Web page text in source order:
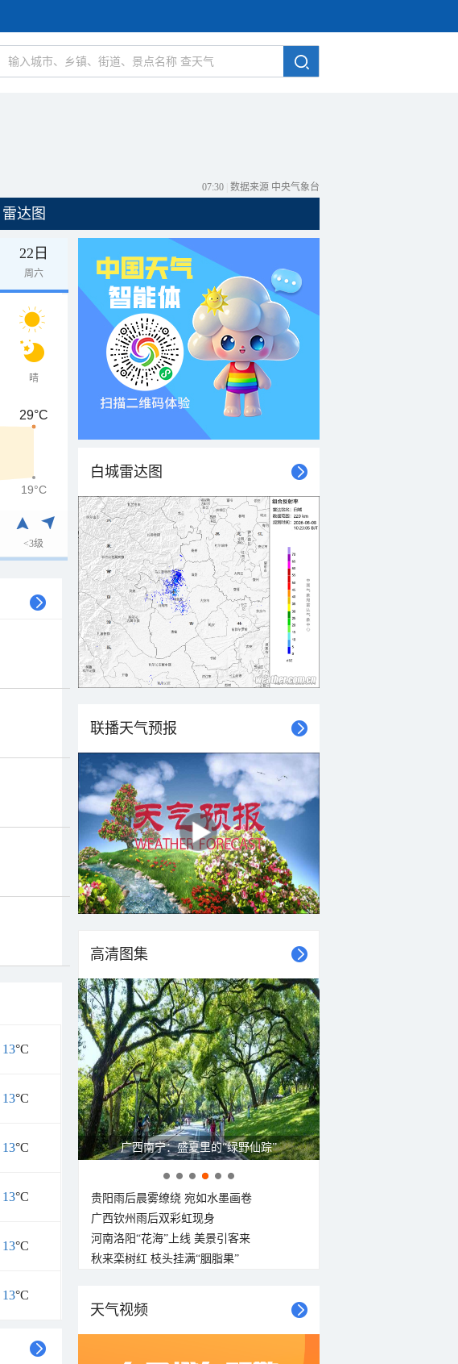
07:30 数据来源 中央气象台
雷达图
22日
周六
晴
<3级
29°C
19°C
13°C
13°C
13°C
13°C
13°C
13°C
白城雷达图
联播天气预报
高清图集
广西南宁：盛夏里的“绿野仙踪”
贵阳雨后晨雾缭绕 宛如水墨画卷
广西钦州雨后双彩虹现身
河南洛阳“花海”上线 美景引客来
秋来栾树红 枝头挂满“胭脂果”
天气视频